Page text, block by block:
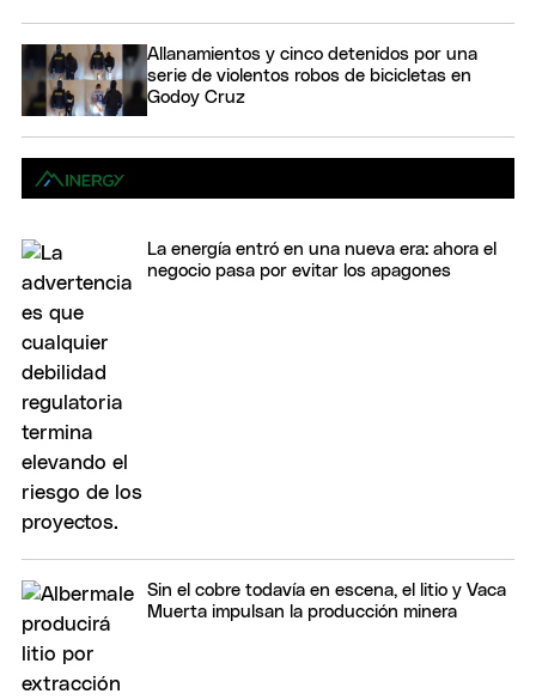
Allanamientos y cinco detenidos por una
serie de violentos robos de bicicletas en
Godoy Cruz
La energía entró en una nueva era: ahora el
negocio pasa por evitar los apagones
Sin el cobre todavía en escena, el litio y Vaca
Muerta impulsan la producción minera